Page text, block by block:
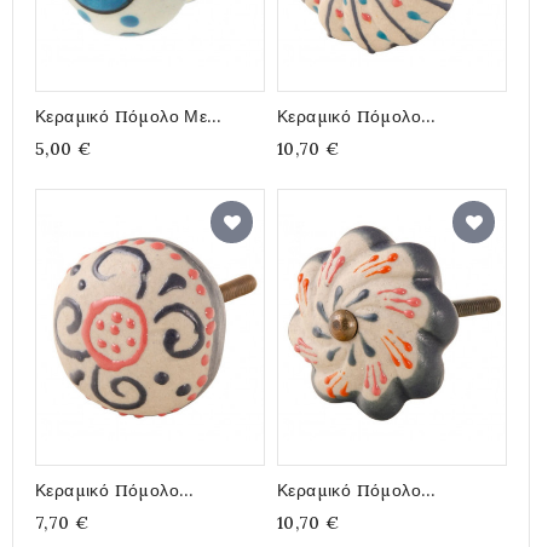
Κεραμικό Πόμολο Με
Ζωγραφιστά Λουλούδια 4εκ
5,00 €
Κεραμικό Πόμολο
Ζωγραφιστό Ομπρέλα 5εκ
10,70 €
Κεραμικό Πόμολο
Ζωγραφιστό Σπείρες 3εκ
7,70 €
Κεραμικό Πόμολο
Ζωγραφιστό Γκρι Λουλούδι
5εκ
10,70 €